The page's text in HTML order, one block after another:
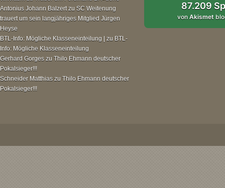
Antonius Johann Balzertzu SC Weitenung
trauert um sein langjähriges Mitglied Jürgen
Heyse
BTL-Info: Mögliche Klasseneinteilung | zu BTL-
Info: Mögliche Klasseneinteilung
Gerhard Gorges zu Thilo Ehmann deutscher
Pokalsieger!!!
Schneider Matthias zu Thilo Ehmann deutscher
Pokalsieger!!!
87.209
vonAkismet